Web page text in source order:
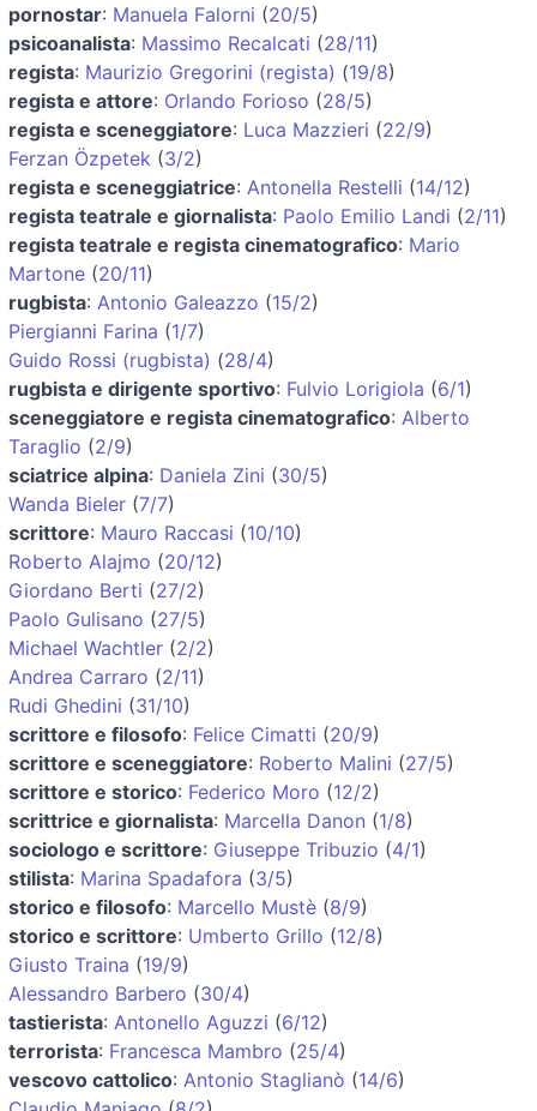
pornostar: Manuela Falorni (20/5)
psicoanalista: Massimo Recalcati (28/11)
regista: Maurizio Gregorini (regista) (19/8)
regista e attore: Orlando Forioso (28/5)
regista e sceneggiatore: Luca Mazzieri (22/9)
Ferzan Özpetek (3/2)
regista e sceneggiatrice: Antonella Restelli (14/12)
regista teatrale e giornalista: Paolo Emilio Landi (2/11)
regista teatrale e regista cinematografico: Mario
Martone (20/11)
rugbista: Antonio Galeazzo (15/2)
Piergianni Farina (1/7)
Guido Rossi (rugbista) (28/4)
rugbista e dirigente sportivo: Fulvio Lorigiola (6/1)
sceneggiatore e regista cinematografico: Alberto
Taraglio (2/9)
sciatrice alpina: Daniela Zini (30/5)
Wanda Bieler (7/7)
scrittore: Mauro Raccasi (10/10)
Roberto Alajmo (20/12)
Giordano Berti (27/2)
Paolo Gulisano (27/5)
Michael Wachtler (2/2)
Andrea Carraro (2/11)
Rudi Ghedini (31/10)
scrittore e filosofo: Felice Cimatti (20/9)
scrittore e sceneggiatore: Roberto Malini (27/5)
scrittore e storico: Federico Moro (12/2)
scrittrice e giornalista: Marcella Danon (1/8)
sociologo e scrittore: Giuseppe Tribuzio (4/1)
stilista: Marina Spadafora (3/5)
storico e filosofo: Marcello Mustè (8/9)
storico e scrittore: Umberto Grillo (12/8)
Giusto Traina (19/9)
Alessandro Barbero (30/4)
tastierista: Antonello Aguzzi (6/12)
terrorista: Francesca Mambro (25/4)
vescovo cattolico: Antonio Staglianò (14/6)